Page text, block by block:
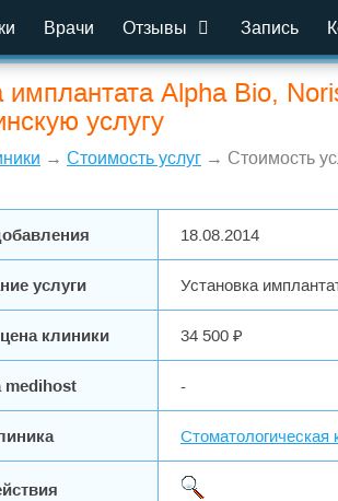
Врачи Отзывы Запись
имплантата Alpha Bio,
услугу
→ Стоимость услуг → Стоимость
18.08.2014
услуги Установка
клиники 34 500 ₽
medihost -
Стоматологическая